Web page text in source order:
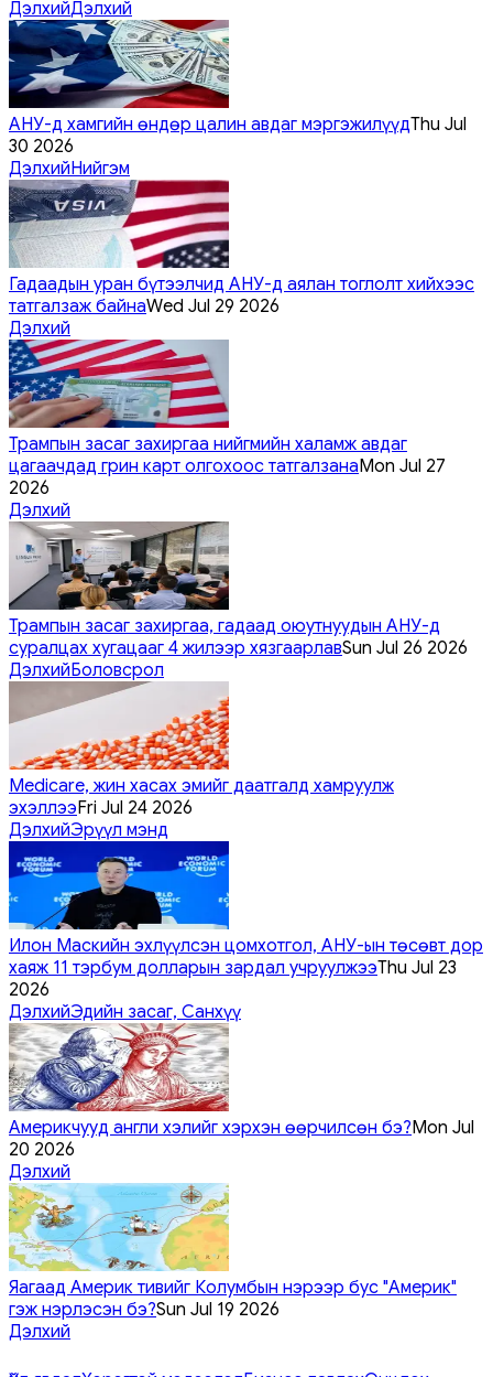
ДэлхийДэлхий
АНУ-д хамгийн өндөр цалин авдаг мэргэжилүүдThu Jul
30 2026
ДэлхийНийгэм
Гадаадын уран бүтээлчид АНУ-д аялан тоглолт хийхээс
татгалзаж байнаWed Jul 29 2026
Дэлхий
Трампын засаг захиргаа нийгмийн халамж авдаг
цагаачдад грин карт олгохоос татгалзанаMon Jul 27
2026
Дэлхий
Трампын засаг захиргаа, гадаад оюутнуудын АНУ-д
суралцах хугацааг 4 жилээр хязгаарлавSun Jul 26 2026
ДэлхийБоловсрол
Medicare, жин хасах эмийг даатгалд хамруулж
эхэллээFri Jul 24 2026
ДэлхийЭрүүл мэнд
Илон Маскийн эхлүүлсэн цомхотгол, АНУ-ын төсөвт дор
хаяж 11 тэрбум долларын зардал учруулжээThu Jul 23
2026
ДэлхийЭдийн засаг, Санхүү
Америкчууд англи хэлийг хэрхэн өөрчилсөн бэ?Mon Jul
20 2026
Дэлхий
Яагаад Америк тивийг Колумбын нэрээр бус "Америк"
гэж нэрлэсэн бэ?Sun Jul 19 2026
Дэлхий